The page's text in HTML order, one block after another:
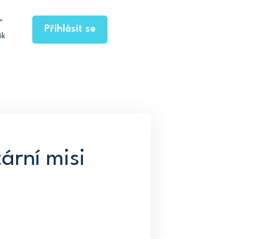
Přihlásit se
misi